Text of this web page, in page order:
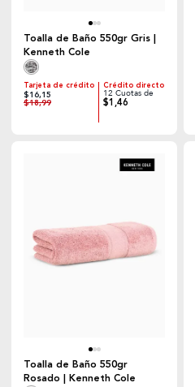
Toalla de Baño 550gr Gris |
Kenneth Cole
Tarjeta de crédito
$16,15
$18,99
Crédito directo
12 Cuotas de
$1,46
Toalla de Baño 550gr
Rosado | Kenneth Cole